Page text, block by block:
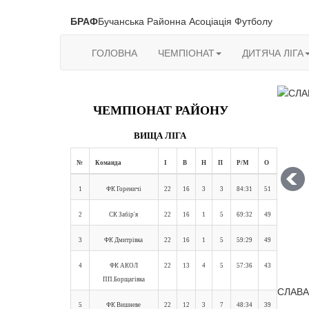
БРАФБучанська Районна Асоціація Футболу
ГОЛОВНА ЧЕМПІОНАТ ДИТЯЧА ЛІГА
ЧЕМПІОНАТ РАЙОНУ
ВИЩА ЛІГА
№ Команда І В Н П Р/М О
1 ФК Гореничі 22 16 3 3 84:31 51
2 СК Забір'я 22 16 1 5 69:32 49
3 ФК Дмитрівка 22 16 1 5 59:29 49
4
ФК АКОЛ
ПП.Борщагівка
22 13 4 5 57:36 43
5 ФК Вишневе 22 12 3 7 48:34 39
СЛАВА